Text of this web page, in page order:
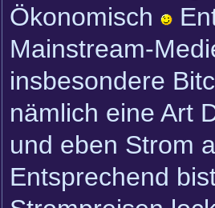
Ökonomisch
Mainstream-
insbesondere
nämlich eine Art
und eben Strom
Entsprechend